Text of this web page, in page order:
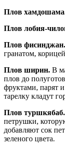
Плов
Плов лобия-
Плов фисинджан.
гранатом,
Плов ширин. В
плов до
фруктами, парят
тарелку кладут
Плов туршкябаб.
петрушки,
добавляют сок
зеленого цвета.